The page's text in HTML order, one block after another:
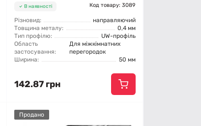
В наявності Код товару: 3089
Різновид:
направляючий
Товщина металу:
0,4 мм
Тип профілю:
UW-профіль
Область
застосування:
Для міжкімнатних
перегородок
Ширина:
50 мм
142.87 грн
Продано